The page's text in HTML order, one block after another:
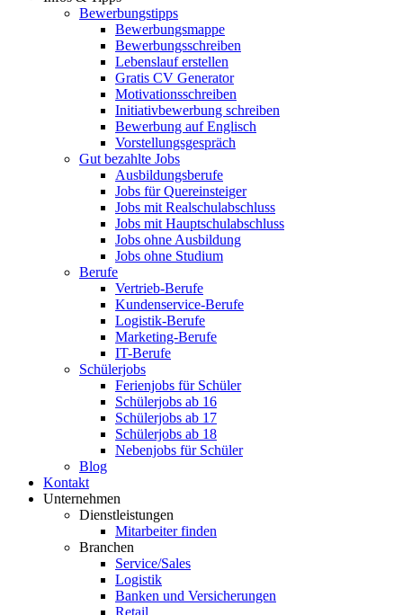
Bewerbungstipps
Bewerbungsmappe
Bewerbungsschreiben
Lebenslauf erstellen
Gratis CV Generator
Motivationsschreiben
Initiativbewerbung schreiben
Bewerbung auf Englisch
Vorstellungsgespräch
Gut bezahlte Jobs
Ausbildungsberufe
Jobs für Quereinsteiger
Jobs mit Realschulabschluss
Jobs mit Hauptschulabschluss
Jobs ohne Ausbildung
Jobs ohne Studium
Berufe
Vertrieb-Berufe
Kundenservice-Berufe
Logistik-Berufe
Marketing-Berufe
IT-Berufe
Schülerjobs
Ferienjobs für Schüler
Schülerjobs ab 16
Schülerjobs ab 17
Schülerjobs ab 18
Nebenjobs für Schüler
Blog
Kontakt
Unternehmen
Dienstleistungen
Mitarbeiter finden
Branchen
Service/Sales
Logistik
Banken und Versicherungen
Retail